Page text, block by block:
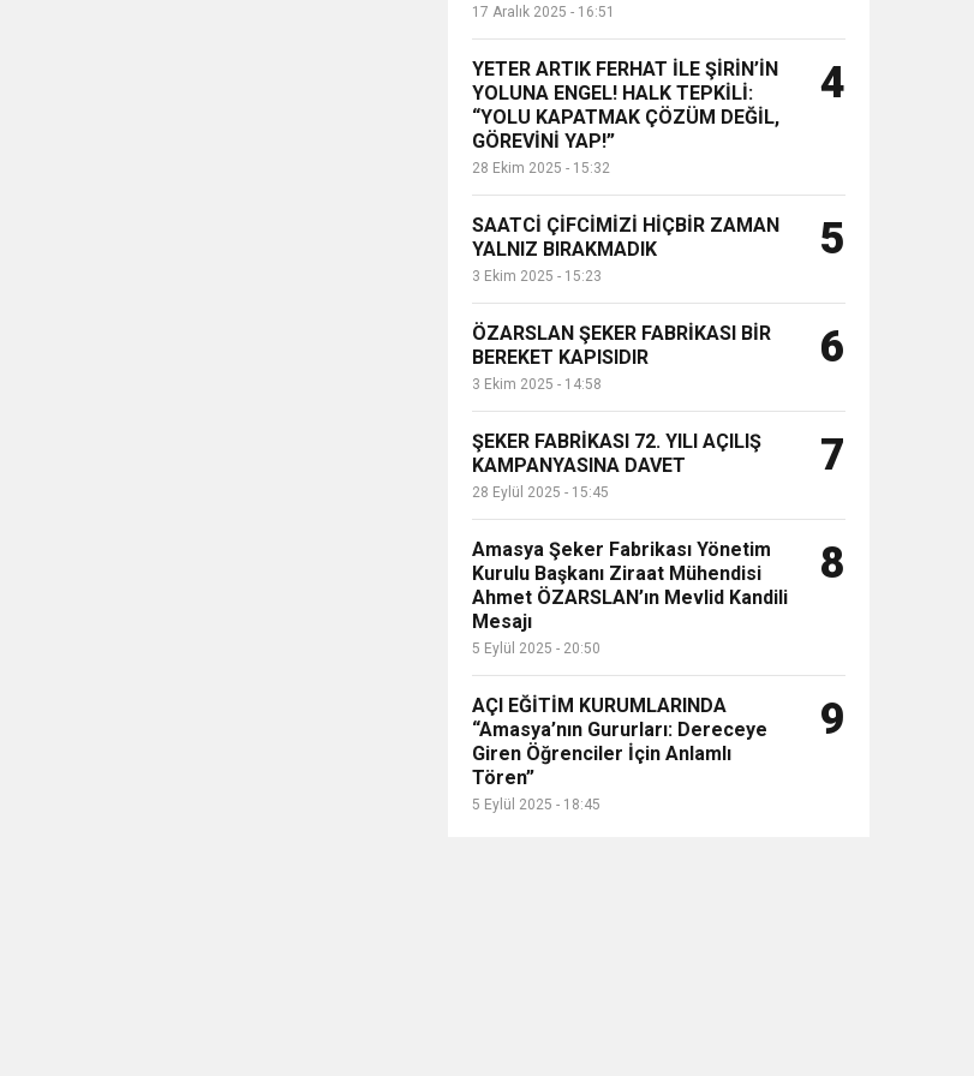
17 Aralık 2025 - 16:51
YETER ARTIK FERHAT İLE ŞİRİN’İN
YOLUNA ENGEL! HALK TEPKİLİ:
“YOLU KAPATMAK ÇÖZÜM DEĞİL,
GÖREVİNİ YAP!”
28 Ekim 2025 - 15:32
4
SAATCİ ÇİFCİMİZİ HİÇBİR ZAMAN
YALNIZ BIRAKMADIK
3 Ekim 2025 - 15:23
5
ÖZARSLAN ŞEKER FABRİKASI BİR
BEREKET KAPISIDIR
3 Ekim 2025 - 14:58
6
ŞEKER FABRİKASI 72. YILI AÇILIŞ
KAMPANYASINA DAVET
28 Eylül 2025 - 15:45
7
Amasya Şeker Fabrikası Yönetim
Kurulu Başkanı Ziraat Mühendisi
Ahmet ÖZARSLAN’ın Mevlid Kandili
Mesajı
5 Eylül 2025 - 20:50
8
AÇI EĞİTİM KURUMLARINDA
“Amasya’nın Gururları: Dereceye
Giren Öğrenciler İçin Anlamlı
Tören”
5 Eylül 2025 - 18:45
9